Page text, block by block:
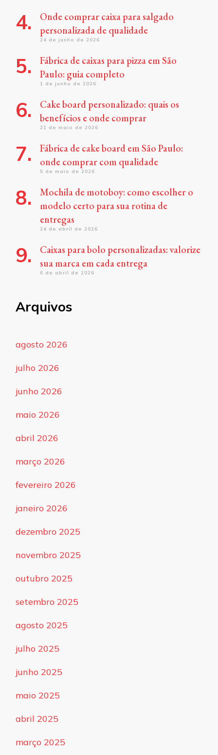
Onde comprar caixa para salgado
personalizada de qualidade
24 de junho de 2026
Fábrica de caixas para pizza em São
Paulo: guia completo
1 de junho de 2026
Cake board personalizado: quais os
benefícios e onde comprar
21 de maio de 2026
Fábrica de cake board em São Paulo:
onde comprar com qualidade
5 de maio de 2026
Mochila de motoboy: como escolher o
modelo certo para sua rotina de
entregas
24 de abril de 2026
Caixas para bolo personalizadas: valorize
sua marca em cada entrega
6 de abril de 2026
Arquivos
agosto 2026
julho 2026
junho 2026
maio 2026
abril 2026
março 2026
fevereiro 2026
janeiro 2026
dezembro 2025
novembro 2025
outubro 2025
setembro 2025
agosto 2025
julho 2025
junho 2025
maio 2025
abril 2025
março 2025